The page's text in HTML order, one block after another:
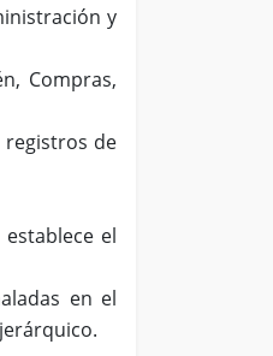
y
Compras,
de
el
en el